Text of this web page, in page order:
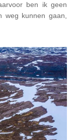
ben ik geen
weg kunnen gaan,